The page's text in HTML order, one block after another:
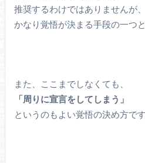
推奨するわけではありませんが、
かなり覚悟が決まる手段の一つと
また、ここまでしなくても、
「周りに宣言をしてしまう」
というのもよい覚悟の決め方です